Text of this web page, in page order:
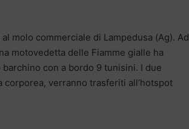
molo commerciale di Lampedusa (Ag). Ad
motovedetta delle Fiamme gialle ha
con a bordo 9 tunisini. I due
verranno trasferiti all’hotspot